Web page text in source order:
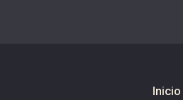
Inicio